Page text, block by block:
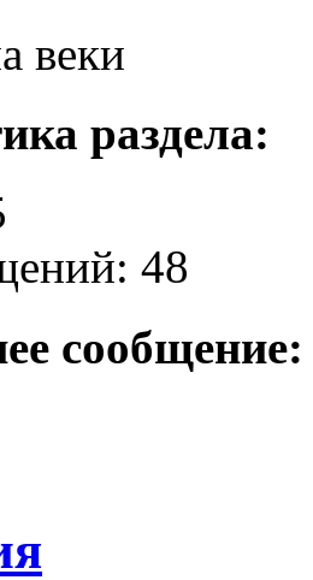
веки
раздела:
48
сообщение: